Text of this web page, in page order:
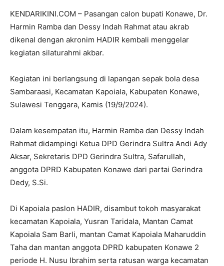
KENDARIKINI.COM – Pasangan calon bupati Konawe, Dr.
Harmin Ramba dan Dessy Indah Rahmat atau akrab
dikenal dengan akronim HADIR kembali menggelar
kegiatan silaturahmi akbar.
Kegiatan ini berlangsung di lapangan sepak bola desa
Sambaraasi, Kecamatan Kapoiala, Kabupaten Konawe,
Sulawesi Tenggara, Kamis (19/9/2024).
Dalam kesempatan itu, Harmin Ramba dan Dessy Indah
Rahmat didampingi Ketua DPD Gerindra Sultra Andi Ady
Aksar, Sekretaris DPD Gerindra Sultra, Safarullah,
anggota DPRD Kabupaten Konawe dari partai Gerindra
Dedy, S.Si.
Di Kapoiala paslon HADIR, disambut tokoh masyarakat
kecamatan Kapoiala, Yusran Taridala, Mantan Camat
Kapoiala Sam Barli, mantan Camat Kapoiala Maharuddin
Taha dan mantan anggota DPRD kabupaten Konawe 2
periode H. Nusu Ibrahim serta ratusan warga kecamatan